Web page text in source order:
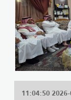
2026-05-